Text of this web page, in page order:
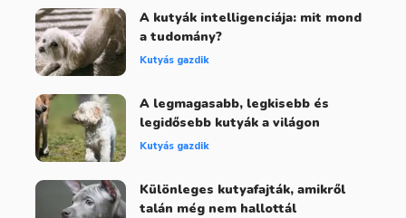
A kutyák intelligenciája: mit mond
a tudomány?
Kutyás gazdik
A legmagasabb, legkisebb és
legidősebb kutyák a világon
Kutyás gazdik
Különleges kutyafajták, amikről
talán még nem hallottál